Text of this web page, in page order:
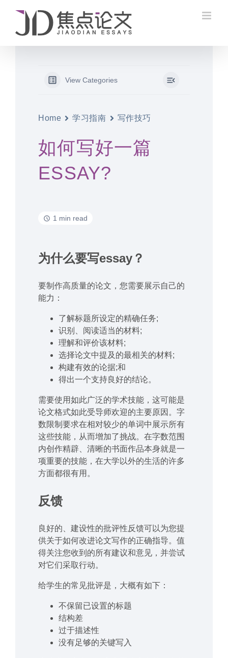
content
View Categories
Home 学习指南 写作技巧
如何写好一篇
ESSAY?
1 min read
为什么要写essay？
要制作高质量的论文，您需要展示自己的
能力：
了解标题所设定的精确任务;
识别、阅读适当的材料;
理解和评价该材料;
选择论文中提及的最相关的材料;
构建有效的论据;和
得出一个支持良好的结论。
需要使用如此广泛的学术技能，这可能是
论文格式如此受导师欢迎的主要原因。字
数限制要求在相对较少的单词中展示所有
这些技能，从而增加了挑战。在字数范围
内创作精辟、清晰的书面作品本身就是一
项重要的技能，在大学以外的生活的许多
方面都很有用。
反馈
良好的、建设性的批评性反馈可以为您提
供关于如何改进论文写作的正确指导。值
得关注您收到的所有建议和意见，并尝试
对它们采取行动。
给学生的常见批评是，大概有如下：
不保留已设置的标题
结构差
过于描述性
没有足够的关键写入